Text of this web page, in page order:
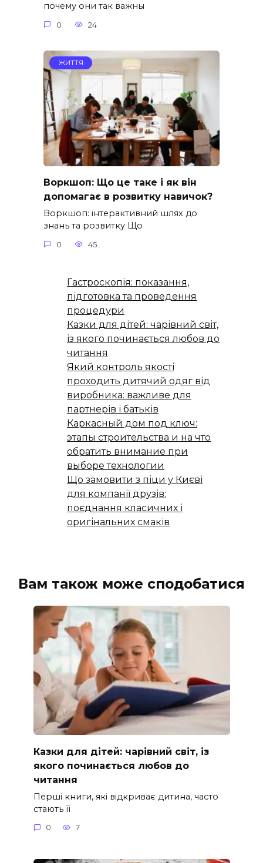
почему они так важны
0 24
ЖИТТЯ
Воркшоп: Що це таке і як він
допомагає в розвитку навичок?
Воркшоп: інтерактивний шлях до
знань та розвитку Що
0 45
Гастроскопія: показання,
підготовка та проведення
процедури
Казки для дітей: чарівний світ,
із якого починається любов до
читання
Який контроль якості
проходить дитячий одяг від
виробника: важливе для
партнерів і батьків
Каркасный дом под ключ:
этапы строительства и на что
обратить внимание при
выборе технологии
Що замовити з піци у Києві
для компанії друзів:
поєднання класичних і
оригінальних смаків
Вам також може сподобатися
Казки для дітей: чарівний світ, із
якого починається любов до
читання
Перші книги, які відкриває дитина, часто
стають її
0 7